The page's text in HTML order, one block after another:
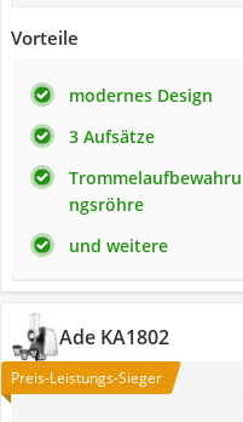
Vorteile
modernes Design
3 Aufsätze
Trommelaufbewahru
ngsröhre
und weitere
Ade KA1802
Preis-Leistungs-Sieger